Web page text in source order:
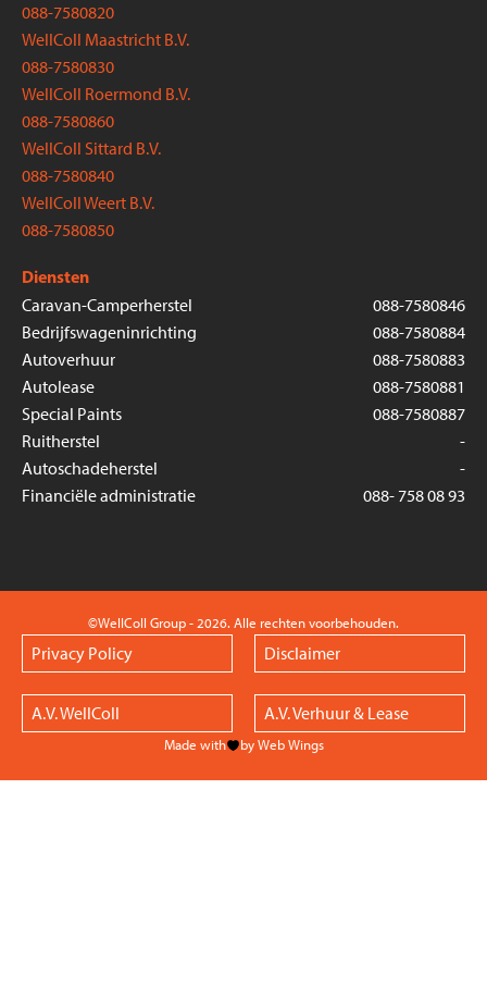
088-7580820
WellColl Maastricht B.V.
088-7580830
WellColl Roermond B.V.
088-7580860
WellColl Sittard B.V.
088-7580840
WellColl Weert B.V.
088-7580850
Diensten
Caravan-Camperherstel
088-7580846
Bedrijfswageninrichting
088-7580884
Autoverhuur
088-7580883
Autolease
088-7580881
Special Paints
088-7580887
Ruitherstel
-
Autoschadeherstel
-
Financiële administratie
088- 758 08 93
©WellColl Group - 2026. Alle rechten voorbehouden.
Privacy Policy Disclaimer
A.V. WellColl A.V. Verhuur & Lease
Made with by Web Wings